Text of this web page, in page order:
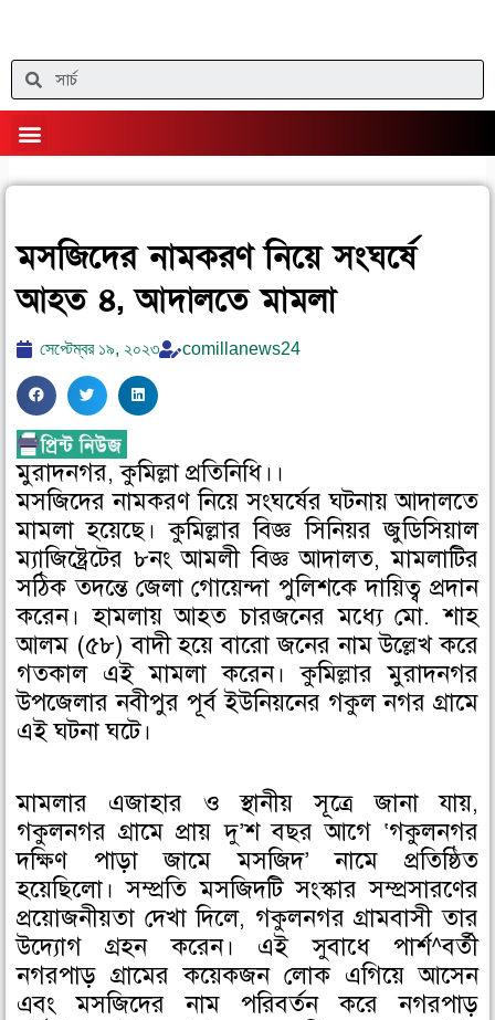
contentSearch
Menu
মসজিদের নামকরণ নিয়ে সংঘর্ষে
আহত ৪, আদালতে মামলা
সেপ্টেম্বর ১৯, ২০২৩ comillanews24
S
h
a
r
e
o
f
a
c
e
b
o
o
S
h
a
r
e
t
t
r
S
h
r
e
n
k
d
i
মুরাদনগর, কুমিল্লা প্রতিনিধি।।
মসজিদের নামকরণ নিয়ে সংঘর্ষের ঘটনায় আদালতে
মামলা হয়েছে। কুমিল্লার বিজ্ঞ সিনিয়র জুডিসিয়াল
ম্যাজিষ্ট্রেটের ৮নং আমলী বিজ্ঞ আদালত, মামলাটির
সঠিক তদন্তে জেলা গোয়েন্দা পুলিশকে দায়িত্ব প্রদান
করেন। হামলায় আহত চারজনের মধ্যে মো. শাহ
আলম (৫৮) বাদী হয়ে বারো জনের নাম উল্লেখ করে
গতকাল এই মামলা করেন। কুমিল্লার মুরাদনগর
উপজেলার নবীপুর পূর্ব ইউনিয়নের গকুল নগর গ্রামে
এই ঘটনা ঘটে।
মামলার এজাহার ও স্থানীয় সূত্রে জানা যায়,
গকুলনগর গ্রামে প্রায় দু’শ বছর আগে ‘গকুলনগর
দক্ষিণ পাড়া জামে মসজিদ’ নামে প্রতিষ্ঠিত
হয়েছিলো। সম্প্রতি মসজিদটি সংস্কার সম্প্রসারণের
প্রয়োজনীয়তা দেখা দিলে, গকুলনগর গ্রামবাসী তার
উদ্যোগ গ্রহন করেন। এই সুবাধে পার্শ^বর্তী
নগরপাড় গ্রামের কয়েকজন লোক এগিয়ে আসেন
এবং মসজিদের নাম পরিবর্তন করে নগরপাড়